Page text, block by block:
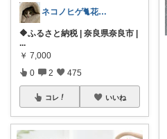
ネコノヒゲ🐈花好きオタクの庭🪴
🔶ふるさと納税 | 奈良県奈良市 |
...
￥ 7,000
0 2 475
コレ いいね